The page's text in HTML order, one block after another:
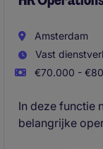
Amsterdam
Vast
€70.000 -
In deze functie
belangrijke